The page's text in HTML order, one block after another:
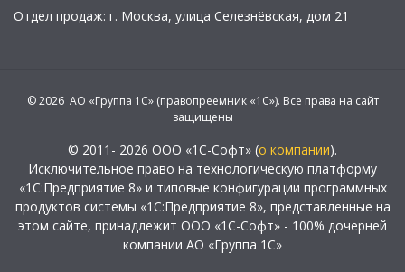
Отдел продаж: г. Москва, улица Селезнёвская, дом 21
© 2026 АО «Группа 1С» (правопреемник «1С»). Все права на сайт
защищены
© 2011- 2026 ООО «1С-Софт» (о компании).
Исключительное право на технологическую платформу
«1С:Предприятие 8» и типовые конфигурации программных
продуктов системы «1С:Предприятие 8», представленные на
этом сайте, принадлежит ООО «1С-Софт» - 100% дочерней
компании АО «Группа 1С»